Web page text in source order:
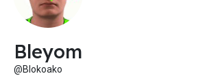
Bleyom
@Blokoako